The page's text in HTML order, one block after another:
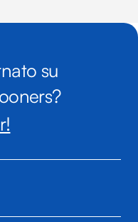
su